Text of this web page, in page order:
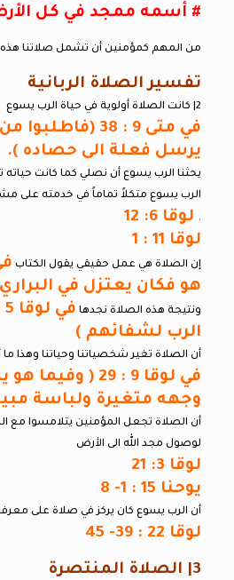
# أسمه ممجد في كل
من المهم كمؤمنين أن تشمل صلاتنا هذه
تفسير الصلاة الربانية
2| كانت الصلاة أولوية في حياة الرب يسوع
في متى 9 : 38
يرسل فعلة الى حصاده ).
يحثنا الرب يسوع أن نصلي كما كانت حياته
الرب يسوع متكلاً تماماً في خدمته على
. لوقا 6: 12
لوقا 11 : 1
إن الصلاة هي عمل حقيقي يقول الكتاب
هو فكان يعتزل في
ونتيجة هذه الصلاة نجدها
الرب لشفائهم )
أن الصلاة تغير شخصياتنا وحياتنا وهذا
في لوقا 9 : 29 (
وجهه متغيرة ولباسة
أن الصلاة تجعل المؤمنين يتلامسوا مع
لوصول مجد الله الى الأرض
لوقا 3: 21
يوحنا 15 : 1- 8
أن الرب يسوع كان يركز في صلاة على
لوقا 22 : 39- 45
3| الصلاة المنتصرة